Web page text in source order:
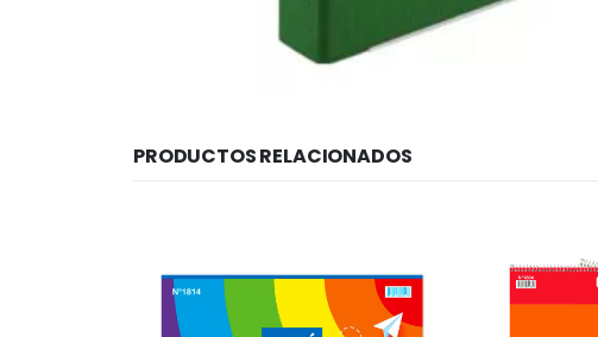
PRODUCTOS RELACIONADOS